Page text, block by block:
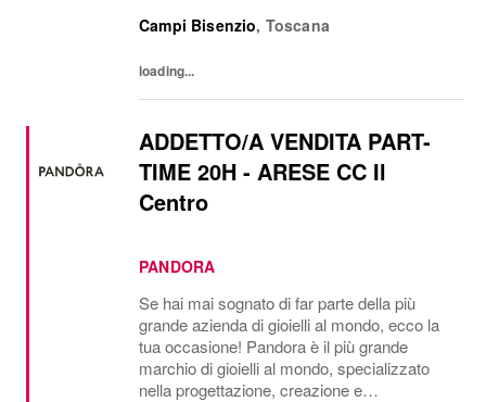
OVS Kids, UPIM, Blukids, Croff, Les...
Campi Bisenzio, Toscana
loading...
ADDETTO/A VENDITA PART-
TIME 20H - ARESE CC Il
Centro
PANDORA
Se hai mai sognato di far parte della più
grande azienda di gioielli al mondo, ecco la
tua occasione! Pandora è il più grande
marchio di gioielli al mondo, specializzato
nella progettazione, creazione e